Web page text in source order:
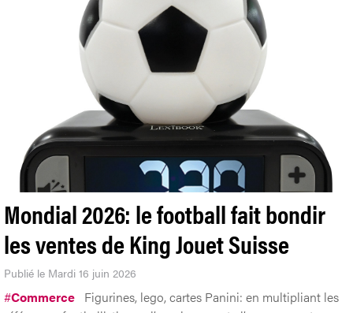
Mondial 2026: le football fait bondir
les ventes de King Jouet Suisse
Publié le Mardi 16 juin 2026
#Commerce Figurines, lego, cartes Panini: en multipliant les